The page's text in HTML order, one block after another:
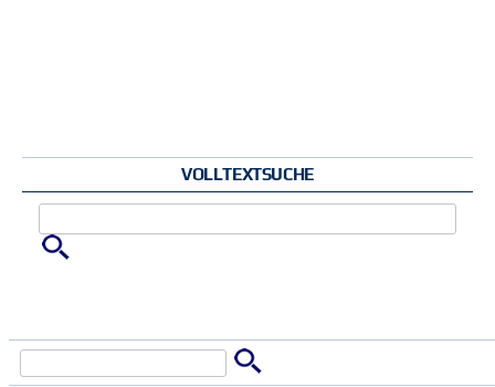
VOLLTEXTSUCHE